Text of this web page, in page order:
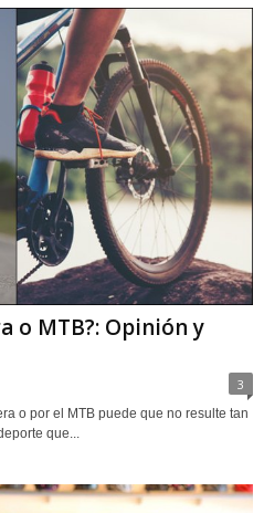
o MTB?: Opinión y
3
o por el MTB puede que no resulte tan
que...